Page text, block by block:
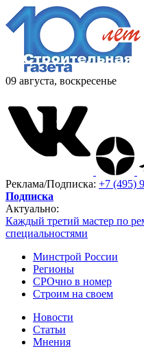
09 августа, воскресенье
Реклама/Подписка: +7 (495)
Подписка
Актуально:
Каждый третий мастер по
специальностями
Минстрой России
Регионы
СРОчно в номер
Строим на своем
Новости
Статьи
Мнения